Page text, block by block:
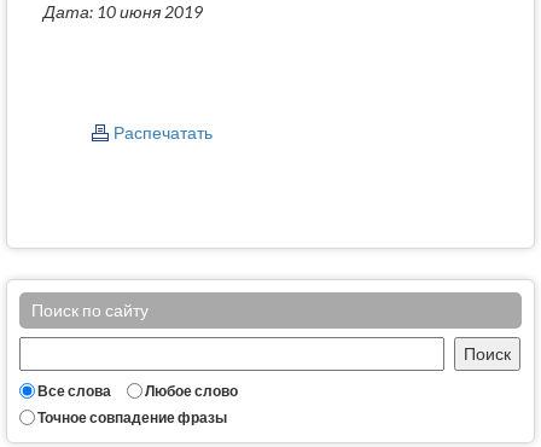
Дата: 10 июня 2019
Распечатать
Поиск по сайту
Все слова
Любое слово
Точное совпадение фразы